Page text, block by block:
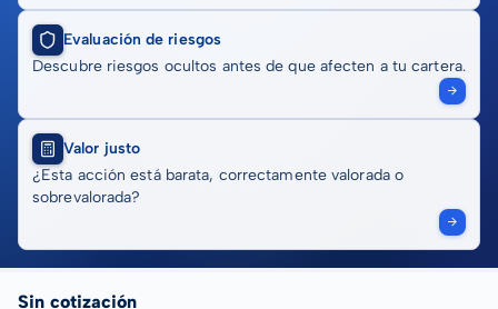
Evaluación de riesgos
Descubre riesgos ocultos antes de que afecten a tu cartera.
Valor justo
¿Esta acción está barata, correctamente valorada o
sobrevalorada?
Sin cotización